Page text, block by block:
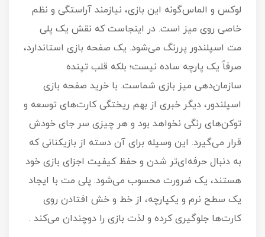
لوکس و الماس‌گونه این بازی، نیازمند آراستگی و نظم
خاصی روی میز است. در اینجاست که نقش یک پلی
مت اسپلندور پررنگ می‌شود. یک صفحه بازی استاندارد،
صرفاً یک پارچه ساده نیست؛ بلکه قلب تپنده
سازمان‌دهی میز بازی شماست. با خرید صفحه بازی
اسپلندور، دیگر خبری از بهم ریختگی کارت‌های توسعه و
توکن‌های رنگی نخواهد بود و هر چیزی سر جای خودش
قرار می‌گیرد. این وسیله برای آن دسته از بازیکنانی که
به دنبال حرفه‌ای‌تر شدن و حفظ کیفیت اجزای بازی خود
هستند، یک ضرورت محسوب می‌شود. پلی مت با ایجاد
یک سطح نرم و یکپارچه، از خط و خش افتادن روی
کارت‌ها جلوگیری کرده و لذت بازی را دوچندان می‌کند .